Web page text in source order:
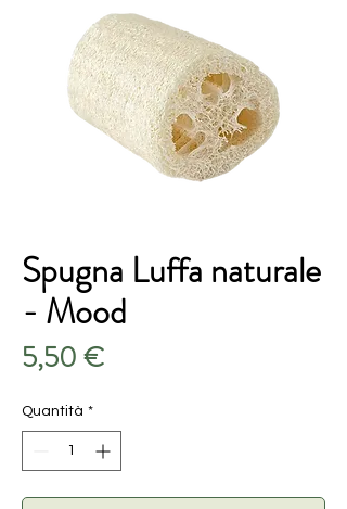
Spugna Luffa naturale
- Mood
5,50 €Prezzo
Quantità *